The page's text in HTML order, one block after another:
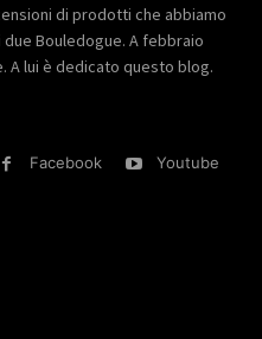
di prodotti che abbiamo
Bouledogue. A febbraio
A lui è dedicato questo blog.
Facebook Youtube